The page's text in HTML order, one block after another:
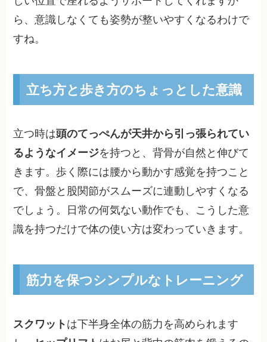
ら、意識しなくても姿勢が整いやすくなるわけで
すね。
立ち方と歩き方のちょっとした意識
立つ時は頭のてっぺんが天井から引っ張られてい
るようなイメージを持つと、背骨が自然と伸びて
きます。歩く際には腰から動かす感覚を持つこと
で、骨盤と股関節がスムーズに連動しやすくなる
でしょう。日常の何気ない動作でも、こうした意
識を持つだけで体の使い方は変わっていきます。
筋力を保つシンプルなトレーニング
スクワット は下半身全体の筋力を高められます